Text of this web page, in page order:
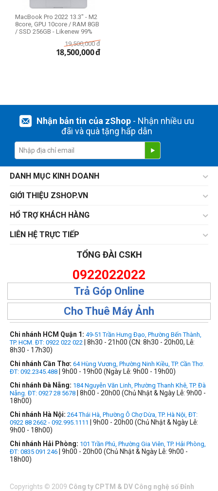
MacBook Pro 2022 13.3" - M2
8core, GPU 10core / RAM 8GB
/ SSD 256GB - Likenew 99%
19,500,000 đ
18,500,000đ
Nhận bản tin của zShop- Nhận nhiều ưu
đãi và quà tặng hấp dẫn
DANH MỤC KINH DOANH
GIỚI THIỆU ZSHOP.VN
HỔ TRỢ KHÁCH HÀNG
LIÊN HỆ TRỰC TIẾP
TỔNG ĐÀI CSKH
0922022022
Trả Góp Online
Cho Thuê Máy Ảnh
Chi nhánh HCM Quận 1: 49-51 Trần Hưng Đạo, Phường Bến Thành,
TP. HCM. ĐT: 0922 022 022 | 8h30 - 21h00 (CN: 8h30 - 20h00, Lễ:
8h30 - 17h30)
Chi nhánh Cần Thơ: 64 Hùng Vương, Phường Ninh Kiều, TP. Cần Thơ.
ĐT: 092.2345.488 | 9h00 - 19h00 (Ngày Lễ: 9h00 - 19h00)
Chi nhánh Đà Nẵng: 184 Nguyễn Văn Linh, Phường Thanh Khê, TP. Đà
Nẵng. ĐT: 0927 28 5678 | 8h00 - 20h00 (Chủ Nhật & Ngày Lễ: 9h00 -
18h00)
Chi nhánh Hà Nội: 264 Thái Hà, Phường Ô Chợ Dừa, TP. Hà Nội, ĐT:
0922 88 2662 - 092.995.1111
| 9h00 - 20h00 (Chủ Nhật & Ngày Lễ:
9h00 - 18h00)
Chi nhánh Hải Phòng: 101 Trần Phú, Phường Gia Viên, TP. Hải Phòng,
ĐT: 0835 091 246 | 9h00 - 20h00 (Chủ Nhật & Ngày Lễ: 9h00 -
18h00)
Copyrights © 2009 Công ty CPTM & DV Công nghệ số Đỉnh